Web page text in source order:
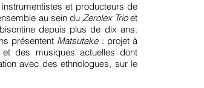
et producteurs de
au sein du Zerolex Trioet
depuis plus de dix ans.
présentent Matsutake: projet à
des musiques actuelles dont
avec des ethnologues, sur le